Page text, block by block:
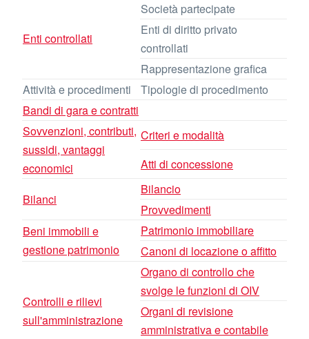
Enti controllati
Società partecipate
Enti di diritto privato
controllati
Rappresentazione grafica
Attività e procedimenti
Tipologie di procedimento
Bandi di gara e contratti
Sovvenzioni, contributi,
sussidi, vantaggi
economici
Criteri e modalità
Atti di concessione
Bilanci
Bilancio
Provvedimenti
Beni immobili e
gestione patrimonio
Patrimonio immobiliare
Canoni di locazione o affitto
Controlli e rilievi
sull'amministrazione
Organo di controllo che
svolge le funzioni di OIV
Organi di revisione
amministrativa e contabile